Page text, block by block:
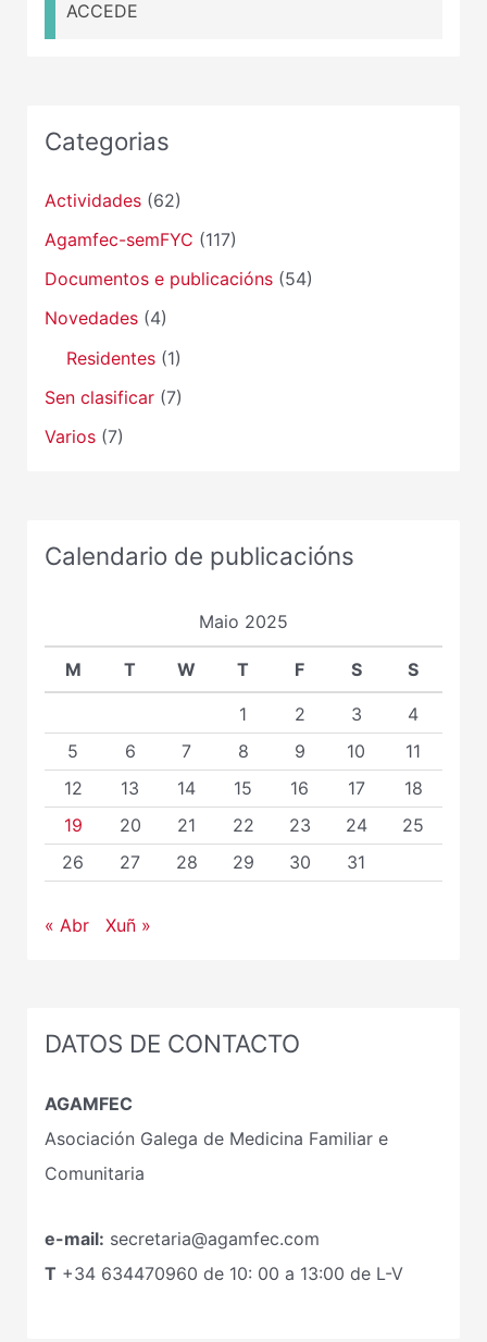
ACCEDE
Categorias
Actividades(62)
Agamfec-semFYC (117)
Documentos e publicacións(54)
Novedades(4)
Residentes(1)
Sen clasificar(7)
Varios(7)
Calendario de publicacións
Maio 2025
M T W T F S S
1 2 3
4
5
6 7 8 9 10
11
12
13 14 15 16 17
18
19
20 21 22 23 24
25
26
27 28 29 30 31
« Abr Xuñ »
DATOS DE CONTACTO
AGAMFEC
Asociación Galega de Medicina Familiar e
Comunitaria
e-mail: secretaria@agamfec.com
T +34 634470960 de 10: 00 a 13:00 de L-V